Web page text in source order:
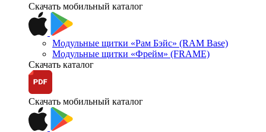
Скачать мобильный каталог
Модульные щитки «Рам Бэйс» (RAM Base)
Модульные щитки «Фрейм» (FRAME)
Скачать каталог
Скачать мобильный каталог